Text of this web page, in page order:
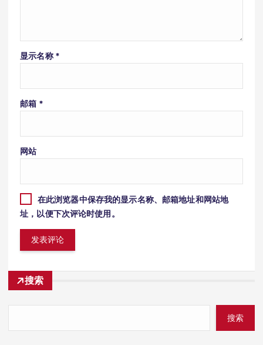
显示名称 *
邮箱 *
网站
在此浏览器中保存我的显示名称、邮箱地址和网站地
址，以便下次评论时使用。
搜索
搜索